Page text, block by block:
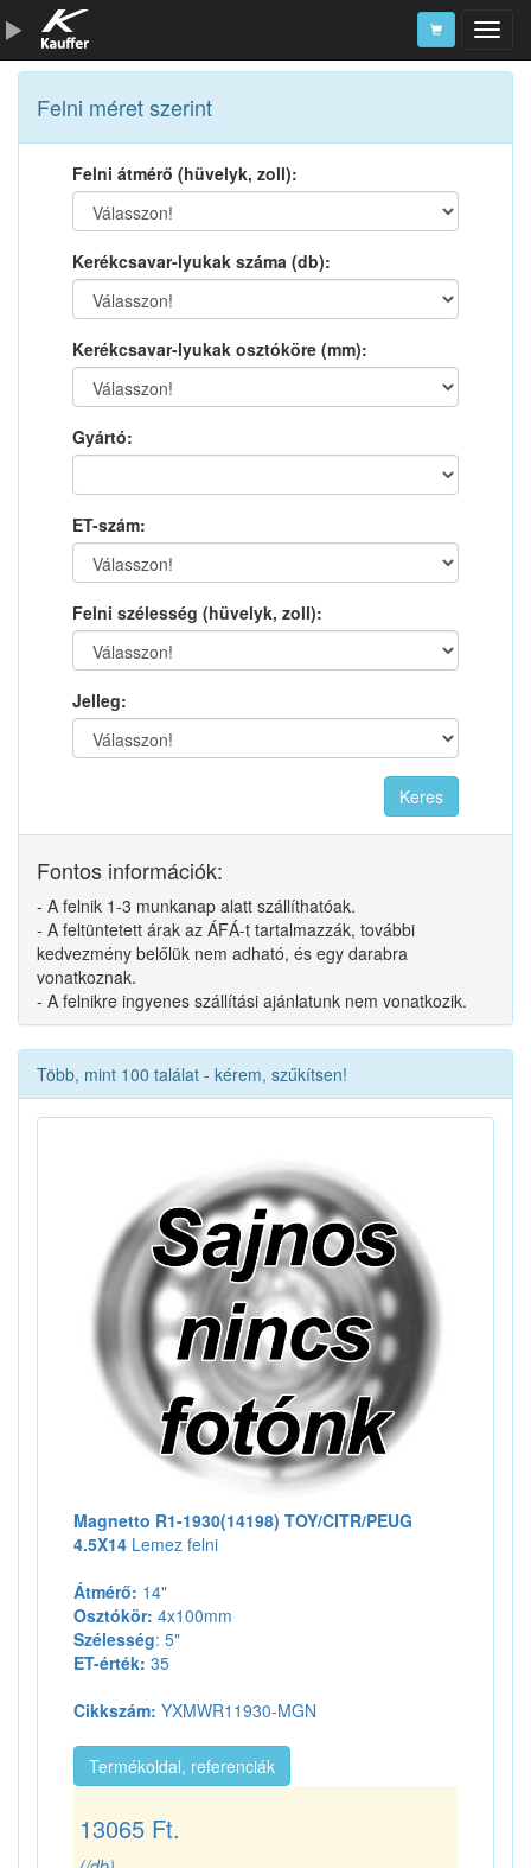
Szerszámkatalógus
Kosár
Alkatrészek
Felni méret szerint
Felni átmérő (hüvelyk, zoll):
Kerékcsavar-lyukak száma (db):
Kerékcsavar-lyukak osztóköre (mm):
Gyártó:
ET-szám:
Felni szélesség (hüvelyk, zoll):
Jelleg:
Fontos információk:
- A felnik 1-3 munkanap alatt szállíthatóak.
- A feltüntetett árak az ÁFÁ-t tartalmazzák, további
kedvezmény belőlük nem adható, és egy darabra
vonatkoznak.
- A felnikre ingyenes szállítási ajánlatunk nem vonatkozik.
Több, mint 100 találat - kérem, szűkítsen!
Magnetto R1-1930(14198) TOY/CITR/PEUG
4.5X14 Lemez felni
Átmérő: 14"
Osztókör: 4x100mm
Szélesség: 5"
ET-érték: 35
Cikkszám: YXMWR11930-MGN
Termékoldal, referenciák
13065 Ft.